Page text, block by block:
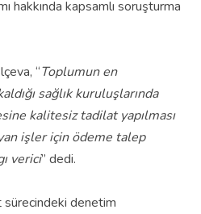
hakkında kapsamlı soruşturma
“Toplumun en
sağlık kuruluşlarında
kalitesiz tadilat yapılması
işler için ödeme talep
verici” dedi.
sürecindeki denetim